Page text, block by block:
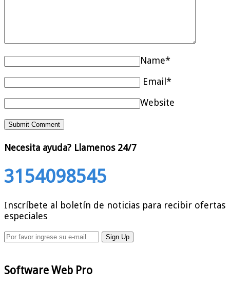
Name*
Email*
Website
Necesita ayuda? Llamenos 24/7
3154098545
Inscríbete al boletín de noticias para recibir ofertas
especiales
Software Web Pro